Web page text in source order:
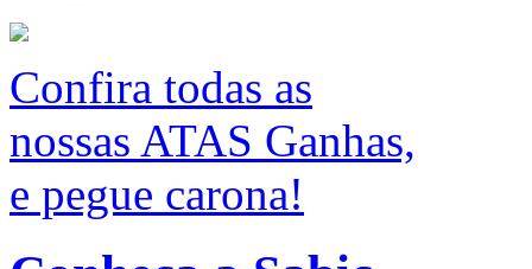
Confira todas as
nossas ATAS Ganhas,
e pegue carona!